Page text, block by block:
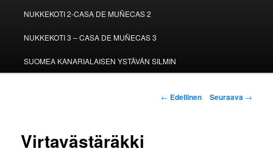
NUKKEKOTI 2-CASA DE MUÑECAS 2
NUKKEKOTI 3 – CASA DE MUÑECAS 3
SUOMEA KANARIALAISEN YSTÄVÄN SILMIN
Artikkelien
← Edellinen Seuraava →
Virtavästäräkki